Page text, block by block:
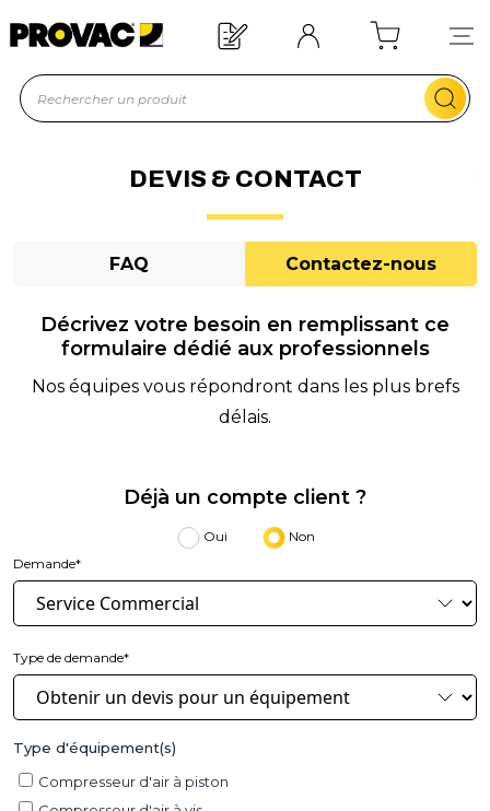
équipement ? Devis rapide !
DEVIS & CONTACT
FAQ Contactez-nous
Décrivez votre besoin en remplissant ce
formulaire dédié aux professionnels
Nos équipes vous répondront dans les plus brefs
délais.
Déjà un compte client ?
Oui
Non
Demande*
Type de demande*